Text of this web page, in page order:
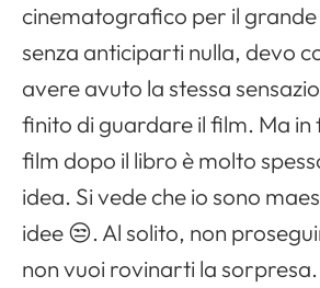
cinematografico per il
senza anticiparti nulla, devo
avere avuto la stessa
finito di guardare il film. Ma in
film dopo il libro è molto
idea. Si vede che io sono
idee 😒. Al solito, non
non vuoi rovinarti la sorpresa.